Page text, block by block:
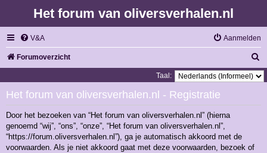
Het forum van oliversverhalen.nl
V&A Aanmelden
Forumoverzicht
o
k
Taal:
Het forum van oliversverhalen.nl - Registratie
Door het bezoeken van “Het forum van oliversverhalen.nl” (hierna
genoemd “wij”, “ons”, “onze”, “Het forum van oliversverhalen.nl”,
“https://forum.oliversverhalen.nl”), ga je automatisch akkoord met de
voorwaarden. Als je niet akkoord gaat met deze voorwaarden, bezoek of